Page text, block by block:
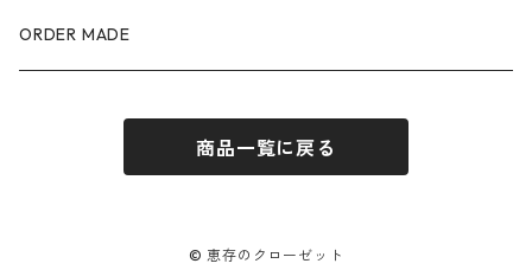
110size
100size
ORDER MADE
商品一覧に戻る
© 恵存のクローゼット